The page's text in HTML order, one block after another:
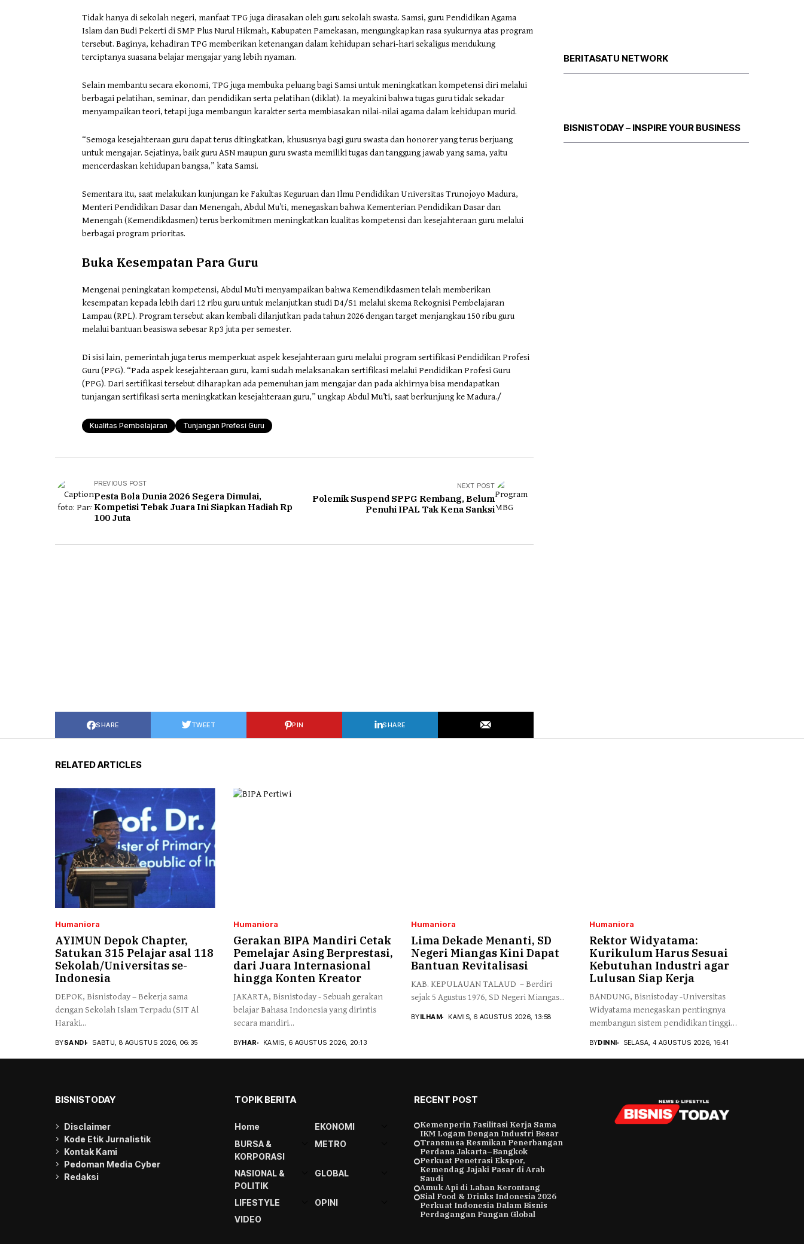
Tidak hanya di sekolah negeri, manfaat TPG juga dirasakan oleh guru sekolah swasta. Samsi, guru Pendidikan Agama
Islam dan Budi Pekerti di SMP Plus Nurul Hikmah, Kabupaten Pamekasan, mengungkapkan rasa syukurnya atas program
tersebut. Baginya, kehadiran TPG memberikan ketenangan dalam kehidupan sehari-hari sekaligus mendukung
terciptanya suasana belajar mengajar yang lebih nyaman.
Selain membantu secara ekonomi, TPG juga membuka peluang bagi Samsi untuk meningkatkan kompetensi diri melalui
berbagai pelatihan, seminar, dan pendidikan serta pelatihan (diklat). Ia meyakini bahwa tugas guru tidak sekadar
menyampaikan teori, tetapi juga membangun karakter serta membiasakan nilai-nilai agama dalam kehidupan murid.
“Semoga kesejahteraan guru dapat terus ditingkatkan, khususnya bagi guru swasta dan honorer yang terus berjuang
untuk mengajar. Sejatinya, baik guru ASN maupun guru swasta memiliki tugas dan tanggung jawab yang sama, yaitu
mencerdaskan kehidupan bangsa,” kata Samsi.
Sementara itu, saat melakukan kunjungan ke Fakultas Keguruan dan Ilmu Pendidikan Universitas Trunojoyo Madura,
Menteri Pendidikan Dasar dan Menengah, Abdul Mu’ti, menegaskan bahwa Kementerian Pendidikan Dasar dan
Menengah (Kemendikdasmen) terus berkomitmen meningkatkan kualitas kompetensi dan kesejahteraan guru melalui
berbagai program prioritas.
Buka Kesempatan Para Guru
Mengenai peningkatan kompetensi, Abdul Mu’ti menyampaikan bahwa Kemendikdasmen telah memberikan
kesempatan kepada lebih dari 12 ribu guru untuk melanjutkan studi D4/S1 melalui skema Rekognisi Pembelajaran
Lampau (RPL). Program tersebut akan kembali dilanjutkan pada tahun 2026 dengan target menjangkau 150 ribu guru
melalui bantuan beasiswa sebesar Rp3 juta per semester.
Di sisi lain, pemerintah juga terus memperkuat aspek kesejahteraan guru melalui program sertifikasi Pendidikan Profesi
Guru (PPG). “Pada aspek kesejahteraan guru, kami sudah melaksanakan sertifikasi melalui Pendidikan Profesi Guru
(PPG). Dari sertifikasi tersebut diharapkan ada pemenuhan jam mengajar dan pada akhirnya bisa mendapatkan
tunjangan sertifikasi serta meningkatkan kesejahteraan guru,” ungkap Abdul Mu’ti, saat berkunjung ke Madura./
Kualitas Pembelajaran Tunjangan Prefesi Guru
PREVIOUS POST
Pesta Bola Dunia 2026 Segera Dimulai,
Kompetisi Tebak Juara Ini Siapkan Hadiah Rp
100 Juta
NEXT POST
Polemik Suspend SPPG Rembang, Belum
Penuhi IPAL Tak Kena Sanksi
SHARE TWEET PIN SHARE
BERITASATU NETWORK
BISNISTODAY – INSPIRE YOUR BUSINESS
RELATED ARTICLES
Humaniora
AYIMUN Depok Chapter,
Satukan 315 Pelajar asal 118
Sekolah/Universitas se-
Indonesia
DEPOK, Bisnistoday – Bekerja sama
dengan Sekolah Islam Terpadu (SIT Al
Haraki...
BYSANDI SABTU, 8 AGUSTUS 2026, 06:35
Humaniora
Gerakan BIPA Mandiri Cetak
Pemelajar Asing Berprestasi,
dari Juara Internasional
hingga Konten Kreator
JAKARTA, Bisnistoday - Sebuah gerakan
belajar Bahasa Indonesia yang dirintis
secara mandiri...
BYHAR KAMIS, 6 AGUSTUS 2026, 20:13
Humaniora
Lima Dekade Menanti, SD
Negeri Miangas Kini Dapat
Bantuan Revitalisasi
KAB. KEPULAUAN TALAUD – Berdiri
sejak 5 Agustus 1976, SD Negeri Miangas...
BYILHAM KAMIS, 6 AGUSTUS 2026, 13:58
Humaniora
Rektor Widyatama:
Kurikulum Harus Sesuai
Kebutuhan Industri agar
Lulusan Siap Kerja
BANDUNG, Bisnistoday -Universitas
Widyatama menegaskan pentingnya
membangun sistem pendidikan tinggi
BYDINNI SELASA, 4 AGUSTUS 2026, 16:41
BISNISTODAY
Disclaimer
Kode Etik Jurnalistik
Kontak Kami
Pedoman Media Cyber
Redaksi
TOPIK BERITA
Home
EKONOMI
BURSA &
KORPORASI
METRO
NASIONAL &
POLITIK
GLOBAL
LIFESTYLE
OPINI
VIDEO
RECENT POST
Kemenperin Fasilitasi Kerja Sama
IKM Logam Dengan Industri Besar
Transnusa Resmikan Penerbangan
Perdana Jakarta–Bangkok
Perkuat Penetrasi Ekspor,
Kemendag Jajaki Pasar di Arab
Saudi
Amuk Api di Lahan Kerontang
Sial Food & Drinks Indonesia 2026
Perkuat Indonesia Dalam Bisnis
Perdagangan Pangan Global